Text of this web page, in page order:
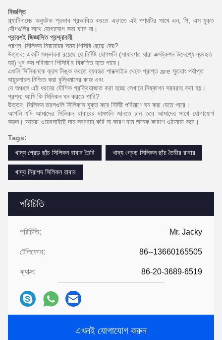
পরিচিতি
পরিচিতি: Mr. Jacky
টেলিফোন: 86--13660165505
ফ্যাক্স: 86-20-3689-6519
এখনই যোগাযোগ করুন
বিজ্ঞপ্তি
প্ল্যাটিনামের অনুঘটক প্রভাব প্রভাবিত করতে এড়াতে এই পণ্যটির সাথে এন, পি, এস যুক্ত
যৌগগুলির সাথে যোগাযোগ করা যাবে না।
প্রায়শই জিজ্ঞাসিত প্রশ্নাবলী
প্রশ্ন: সিলিকন নিরাময়ের সময় পিসিবি ছেড়ে দেয়?
উত্তর: একটি সম্ভাবনা রয়েছে যে নির্দিষ্ট যৌগগুলি (সাধারণত যারা এক্সট্রুশন উদ্দেশ্যে ব্যবহৃত
হয়) খুব কম পরিমাণে পিসিবি'র বিকশিত হতে পারে।
এগুলি সিলিকনকে ক্রস লিঙ্ক করতে ব্যবহৃত পারক্সাইড থেকে প্রাপ্ত are সুতরাং পর্যাপ্ত
বায়ুচলাচল নিশ্চিত করা বুদ্ধিমানের কাজ এবং
যে অঞ্চলে এই ধরনের যৌগিক প্রক্রিয়াজাত করা হচ্ছে সেখানে নিষ্কাশন সরবরাহ করা হয়।
প্রশ্ন: আমি কি সিলিকন ঘন করতে পারি?
উত্তর: সিলিকন তরলগুলি সিলিকাস যুক্ত করে নির্দিষ্ট পরিমাণে ঘন করা যেতে পারে।
আপনি যদি আমাদের সিলিকন রাবারের দামগুলি জানতে চান তবে আমাদের সাথে যোগাযোগ
করুন। আমরা ওয়েবসাইটে দাম সরবরাহ করি না কারণ দাম অনেক কারণে ওঠানামা করে।
Tags:
খাদ্য গ্রেড ছাঁচ সিলিকন রাবার তৈরি
খাদ্য গ্রেড সিলিকন ছাঁচ তৈরীর রাবার
খাদ্য নিরাপদ সিলিকন রাবার